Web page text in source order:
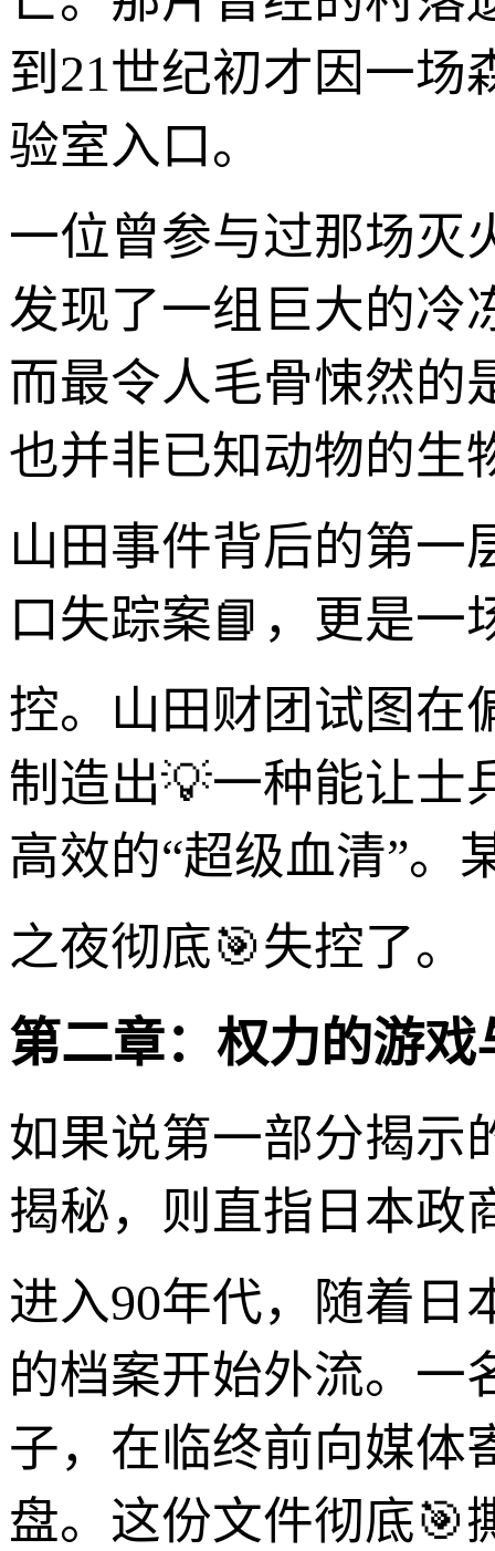
到21世纪初才因一场
验室入口。
一位曾参与过那场灭
发现了一组巨大的冷
而最令人毛骨悚然的
也并非已知动物的生
山田事件背后的第一
口失踪案📘，更是一
控。山田财团试图在
制造出💡一种能让士
高效的“超级血清”。
之夜彻底🎯失控了。
第二章：权力的游
如果说第一部分揭示
揭秘，则直指日本政
进入90年代，随着日
的档案开始外流。一
子，在临终前向媒体
盘。这份文件彻底🎯